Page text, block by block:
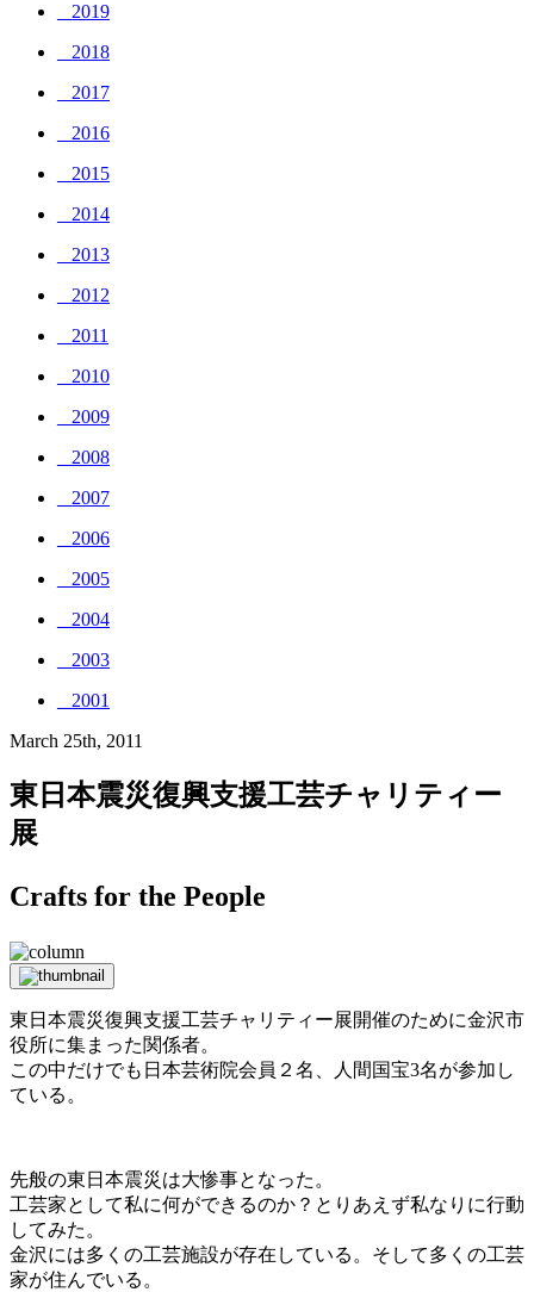
_ 2019
_ 2018
_ 2017
_ 2016
_ 2015
_ 2014
_ 2013
_ 2012
_ 2011
_ 2010
_ 2009
_ 2008
_ 2007
_ 2006
_ 2005
_ 2004
_ 2003
_ 2001
March 25th, 2011
東日本震災復興支援工芸チャリティー
展
Crafts for the People
東日本震災復興支援工芸チャリティー展開催のために金沢市
役所に集まった関係者。
この中だけでも日本芸術院会員２名、人間国宝3名が参加し
ている。
先般の東日本震災は大惨事となった。
工芸家として私に何ができるのか？とりあえず私なりに行動
してみた。
金沢には多くの工芸施設が存在している。そして多くの工芸
家が住んでいる。